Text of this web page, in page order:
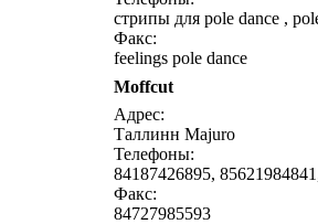
стрипы для pole dance ,
Факс:
feelings pole dance
Moffcut
Адрес:
Таллинн Majuro
Телефоны:
84187426895,
Факс:
84727985593